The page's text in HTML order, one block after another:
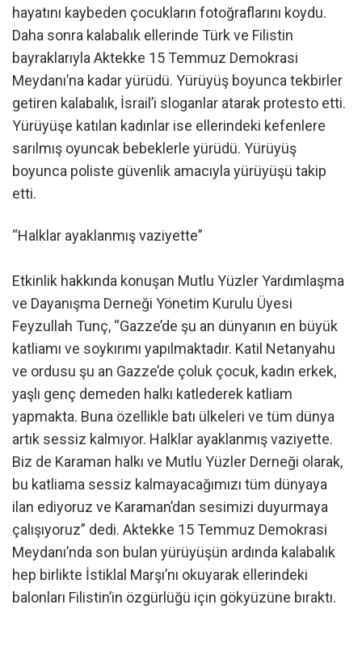
hayatını kaybeden çocukların fotoğraflarını koydu.
Daha sonra kalabalık ellerinde Türk ve Filistin
bayraklarıyla Aktekke 15 Temmuz Demokrasi
Meydanı’na kadar yürüdü. Yürüyüş boyunca tekbirler
getiren kalabalık, İsrail’i sloganlar atarak protesto etti.
Yürüyüşe katılan kadınlar ise ellerindeki kefenlere
sarılmış oyuncak bebeklerle yürüdü. Yürüyüş
boyunca poliste güvenlik amacıyla yürüyüşü takip
etti.
“Halklar ayaklanmış vaziyette”
Etkinlik hakkında konuşan Mutlu Yüzler Yardımlaşma
ve Dayanışma Derneği Yönetim Kurulu Üyesi
Feyzullah Tunç, “Gazze’de şu an dünyanın en büyük
katliamı ve soykırımı yapılmaktadır. Katil Netanyahu
ve ordusu şu an Gazze’de çoluk çocuk, kadın erkek,
yaşlı genç demeden halkı katlederek katliam
yapmakta. Buna özellikle batı ülkeleri ve tüm dünya
artık sessiz kalmıyor. Halklar ayaklanmış vaziyette.
Biz de Karaman halkı ve Mutlu Yüzler Derneği olarak,
bu katliama sessiz kalmayacağımızı tüm dünyaya
ilan ediyoruz ve Karaman’dan sesimizi duyurmaya
çalışıyoruz” dedi. Aktekke 15 Temmuz Demokrasi
Meydanı’nda son bulan yürüyüşün ardında kalabalık
hep birlikte İstiklal Marşı’nı okuyarak ellerindeki
balonları Filistin’in özgürlüğü için gökyüzüne bıraktı.